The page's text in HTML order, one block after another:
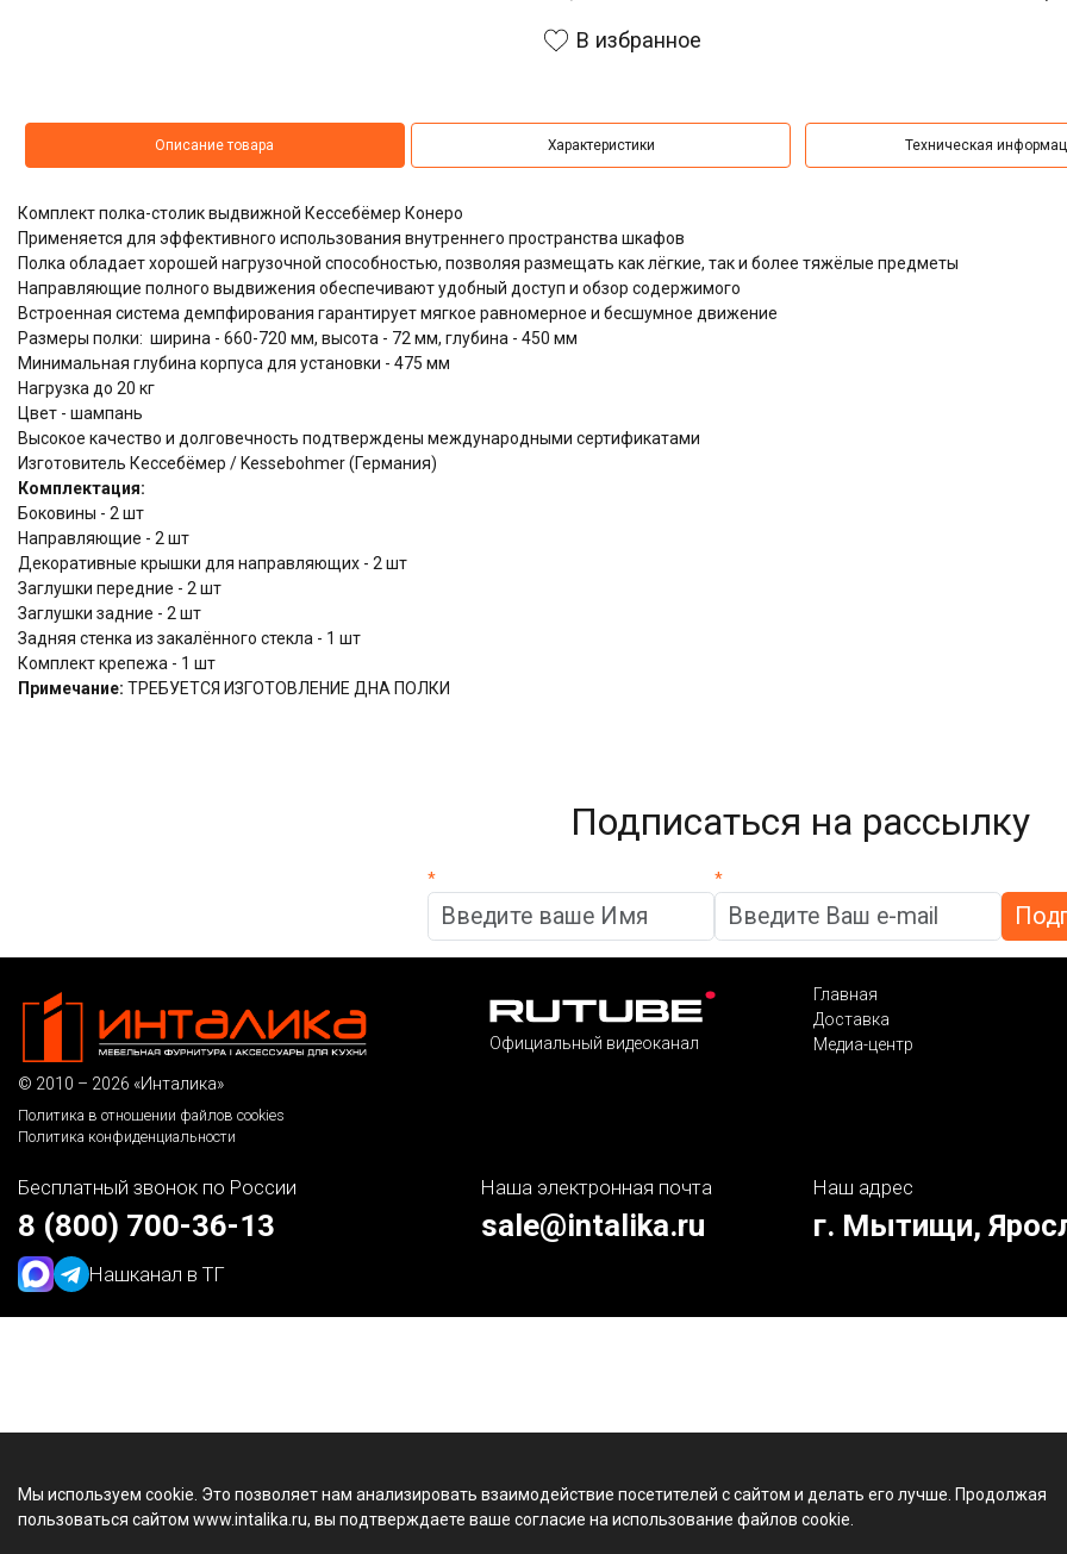
В избранное
Описание товара Характеристики Техническая
Комплект полка-столик выдвижной Кессебёмер Конеро
Применяется для эффективного использования внутреннего пространства шкафов
Полка обладает хорошей нагрузочной способностью, позволяя размещать как лёгкие, так и более тяжёлые предметы
Направляющие полного выдвижения обеспечивают удобный доступ и обзор содержимого
Встроенная система демпфирования гарантирует мягкое равномерное и бесшумное движение
Размеры полки: ширина - 660-720 мм, высота - 72 мм, глубина - 450 мм
Минимальная глубина корпуса для установки - 475 мм
Нагрузка до 20 кг
Цвет - шампань
Высокое качество и долговечность подтверждены международными сертификатами
Изготовитель Кессебёмер / Kessebohmer (Германия)
Комплектация:
Боковины - 2 шт
Направляющие - 2 шт
Декоративные крышки для направляющих - 2 шт
Заглушки передние - 2 шт
Заглушки задние - 2 шт
Задняя стенка из закалённого стекла - 1 шт
Комплект крепежа - 1 шт
Примечание: ТРЕБУЕТСЯ ИЗГОТОВЛЕНИЕ ДНА ПОЛКИ
Подписаться на рассылку
* *
Мы используем cookie. Это позволяет нам анализировать взаимодействие посетителей с сайтом и делать его лучше. Продолжая
пользоваться сайтом www.intalika.ru, вы подтверждаете ваше согласие на использование файлов cookie.
© 2010 – 2026 «Инталика»
Политика в отношении файлов cookies
Политика конфиденциальности
Официальный видеоканал
Главная
Доставка
Медиа-центр
Бесплатный звонок по России
8 (800) 700-36-13
Нашканал в ТГ
Наша электронная почта
sale@intalika.ru
Наш адрес
г. Мытищи,